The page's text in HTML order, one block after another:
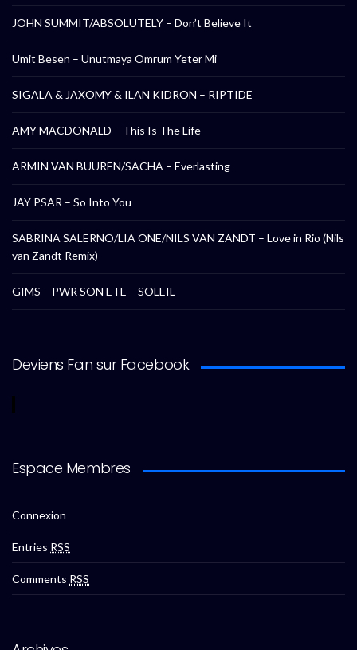
JOHN SUMMIT/ABSOLUTELY – Don’t Believe It
Umit Besen – Unutmaya Omrum Yeter Mi
SIGALA & JAXOMY & ILAN KIDRON – RIPTIDE
AMY MACDONALD – This Is The Life
ARMIN VAN BUUREN/SACHA – Everlasting
JAY PSAR – So Into You
SABRINA SALERNO/LIA ONE/NILS VAN ZANDT – Love in Rio (Nils
van Zandt Remix)
GIMS – PWR SON ETE – SOLEIL
Deviens Fan sur Facebook
Espace Membres
Connexion
Entries RSS
Comments RSS